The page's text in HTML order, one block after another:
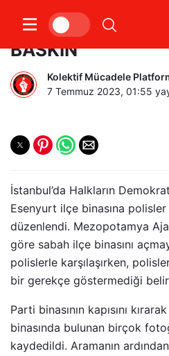
HDP ESENYURT
BASKIN
Kolektif Mücadele
7 Temmuz 2023, 01:55
İstanbul’da Halkların
Esenyurt ilçe binasına polisler
düzenlendi. Mezopotamya
göre sabah ilçe binasını
polislerle karşılaşırken,
bir gerekçe göstermediği
Parti binasının kapısını
binasında bulunan birçok
kaydedildi. Aramanın